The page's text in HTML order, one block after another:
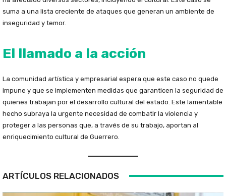
suma a una lista creciente de ataques que generan un ambiente de
inseguridad y temor.
El llamado a la acción
La comunidad artística y empresarial espera que este caso no quede
impune y que se implementen medidas que garanticen la seguridad de
quienes trabajan por el desarrollo cultural del estado. Este lamentable
hecho subraya la urgente necesidad de combatir la violencia y
proteger a las personas que, a través de su trabajo, aportan al
enriquecimiento cultural de Guerrero.
ARTÍCULOS RELACIONADOS